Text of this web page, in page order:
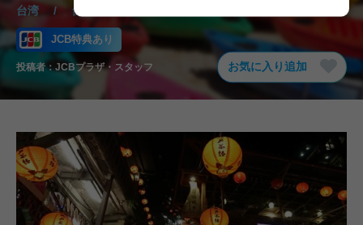
台湾 / 台北
JCB特典あり
投稿者： JCBプラザ・スタッフ お気に入り追加